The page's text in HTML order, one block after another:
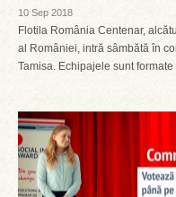
10 Sep 2018
Flotila România Centenar,
al României, intră sâmbătă în
Tamisa. Echipajele sunt